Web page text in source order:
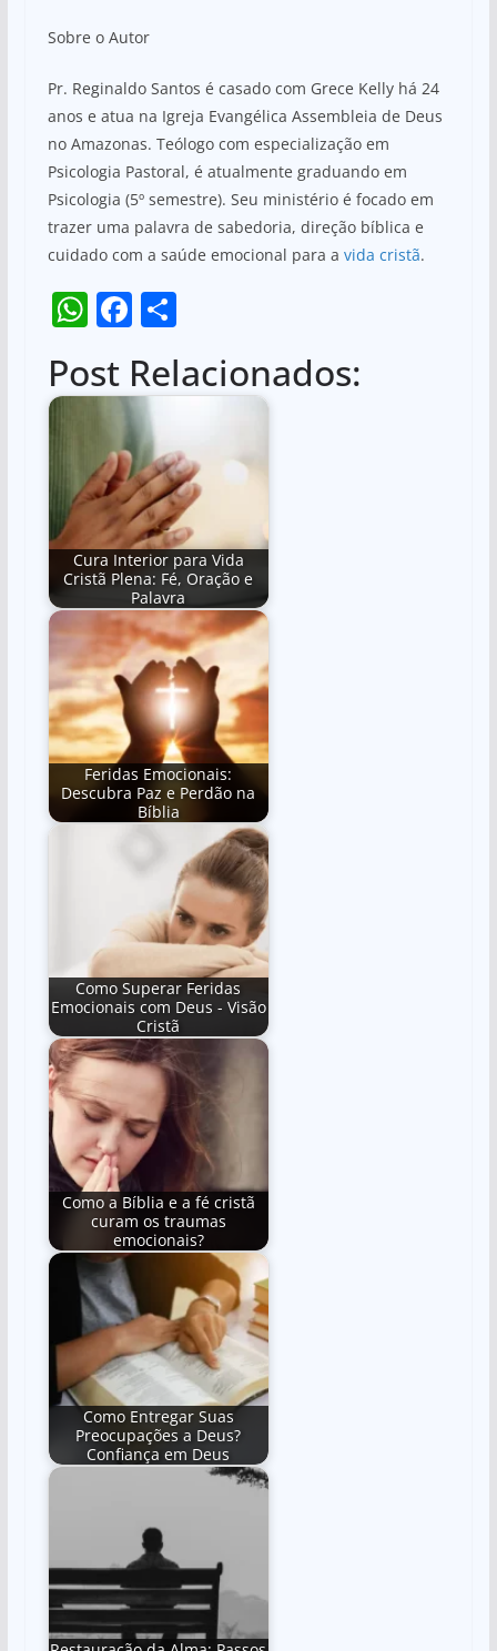
Sobre o Autor
Pr. Reginaldo Santos é casado com Grece Kelly há 24
anos e atua na Igreja Evangélica Assembleia de Deus
no Amazonas. Teólogo com especialização em
Psicologia Pastoral, é atualmente graduando em
Psicologia (5º semestre). Seu ministério é focado em
trazer uma palavra de sabedoria, direção bíblica e
cuidado com a saúde emocional para a vida cristã.
W
at
A
p
p
F
c
e
b
o
o
k
S
ar
Post Relacionados:
Cura Interior para Vida
Cristã Plena: Fé, Oração e
Palavra
Feridas Emocionais:
Descubra Paz e Perdão na
Bíblia
Como Superar Feridas
Emocionais com Deus - Visão
Cristã
Como a Bíblia e a fé cristã
curam os traumas
emocionais?
Como Entregar Suas
Preocupações a Deus?
Confiança em Deus